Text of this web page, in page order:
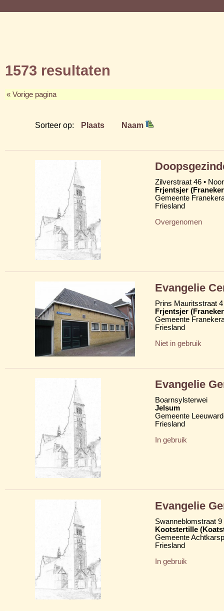
1573 resultaten
« Vorige pagina
Sorteer op: Plaats Naam
Zilverstraat 46 •
Frjentsjer
Gemeente
Friesland
Overgenomen
Evangelie
Prins Mauritsstraat 4
Frjentsjer
Gemeente
Friesland
Niet in gebruik
Evangelie
Boarnsylsterwei
Jelsum
Gemeente
Friesland
In gebruik
Evangelie
Swanneblomstraat 9
Kootstertille
Gemeente
Friesland
In gebruik